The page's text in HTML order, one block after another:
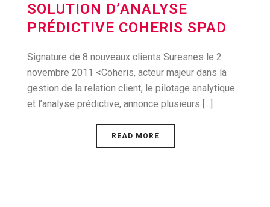
SOLUTION D’ANALYSE
PRÉDICTIVE COHERIS SPAD
Signature de 8 nouveaux clients Suresnes le 2
novembre 2011 <Coheris, acteur majeur dans la
gestion de la relation client, le pilotage analytique
et l’analyse prédictive, annonce plusieurs [...]
READ MORE